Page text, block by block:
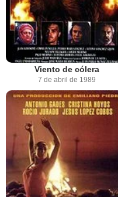
Viento de cólera
7 de abril de 1989